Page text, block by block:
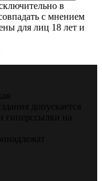
в
с мнением
для лиц 18 лет и
допускается
гиперссылки на